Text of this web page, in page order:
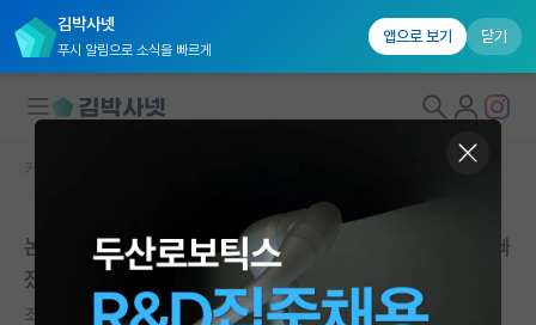
김박사넷
푸시 알림으로 소식을 빠르게
앱으로 보기 닫기
국내대학원 정보
연구실&오픈랩
커뮤니티 홈
논문 Submit시 Manuscript를 확인해보니 1저자에서 빠
졌습니다. 어떻게 해야 할까요?
조용한 프란츠 카프카